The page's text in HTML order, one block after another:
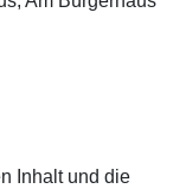
Inhalt und die